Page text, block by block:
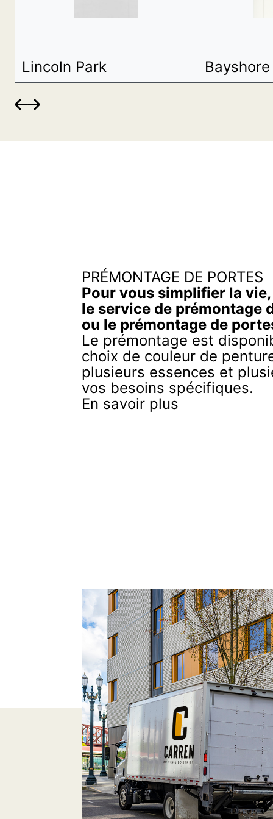
Lincoln Park Bayshore

PRÉMONTAGE DE PORTES
Pour vous simplifier la
le service de prémontage
ou le prémontage de
Le prémontage est
choix de couleur de
plusieurs essences et
vos besoins spécifiques.
En savoir plus